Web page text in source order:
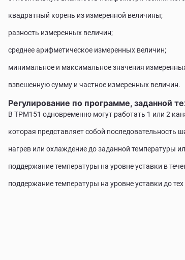
квадратный корень из измеренной величины;
разность измеренных величин;
среднее арифметическое измеренных величин;
минимальное и максимальное значения
взвешенную сумму и частное измеренных величин.
Регулирование по программе, заданной
В ТРМ151 одновременно могут работать 1 или 2
которая представляет собой последовательность
нагрев или охлаждение до заданной температуры
поддержание температуры на уровне уставки в
поддержание температуры на уровне уставки до